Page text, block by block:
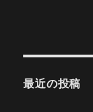
最近の投稿